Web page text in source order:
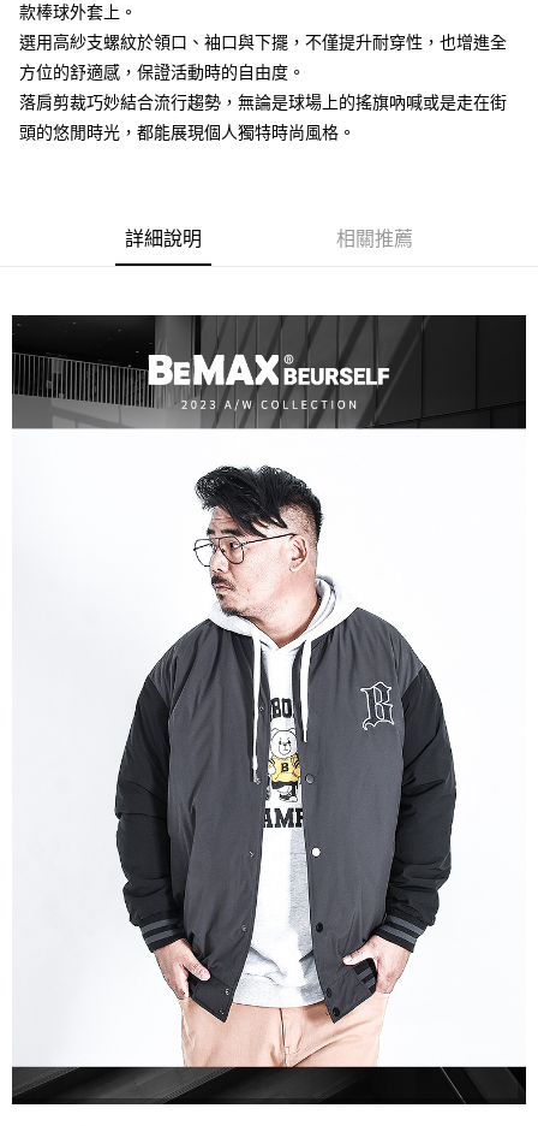
便利好安心！
１．簡單：不需註冊會員、不需綁卡、不需儲值。
２．便利：只要手機號碼，簡訊認證，即可結帳。
３．安心：先確認商品／服務後，再付款。
１．於結帳方式選擇「AFTEE先享後付」後，將跳轉至「AFTEE先享後付」
ATM／網路銀行／等多元方式進行付款，方視為交易完成。
※ 請注意：結帳手續完成當下不需立刻繳費，但若您需要取消訂單，請聯絡
購買商品的店家。未經商家同意取消之訂單仍視為有效，需透過AFTEE先享
※ 交易是否成功請以「AFTEE先享後付 」之結帳頁面顯示為準，若有關於
是否繳費成功／繳費後需取消欲退款等相關疑問，請聯繫「AFTEE先享後付
客戶支援中心」
https://netprotections.freshdesk.com/support/home
【注意事項】
１．透過由恩沛科技股份有限公司提供之「AFTEE先享後付」服務完成之交
權轉讓予恩沛科技股份有限公司。
２．關於個人資料處理事宜，請瀏覽以下網址：
https://aftee.tw/terms/#terms3
３．未成年的使用者請事先徵得法定代理人或監護人之同意方可使用
「AFTEE先享後付」，若未經同意申辦者引起之損失，本公司不負相關責
４．使用「AFTEE先享後付」時，將依據個別帳號之用戶狀況，依本公司即
時審查核予不同之上限額度；若仍有額度不足之情形，本公司將視審查結果
請求用戶進行身份認證。
５．嚴禁一人註冊多個帳號或使用他人資訊註冊。若發現惡意使用之情形，
恩沛科技股份有限公司將有權停止該用戶之使用額度並採取法律行動。
運送方式
全家付款取貨
每筆NT$150
每筆NT$80，滿NT$1,200(含以上)免運費
款棒球外套上。
選用高紗支螺紋於領口、袖口與下擺，不僅提升耐穿性，也增進全
方位的舒適感，保證活動時的自由度。
落肩剪裁巧妙結合流行趨勢，無論是球場上的搖旗吶喊或是走在街
頭的悠閒時光，都能展現個人獨特時尚風格。
詳細說明 相關推薦